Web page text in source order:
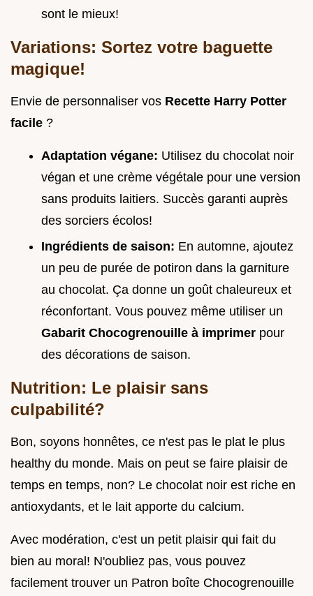
sont le mieux!
Variations: Sortez votre baguette
magique!
Envie de personnaliser vos Recette Harry Potter
facile ?
Adaptation végane: Utilisez du chocolat noir
végan et une crème végétale pour une version
sans produits laitiers. Succès garanti auprès
des sorciers écolos!
Ingrédients de saison: En automne, ajoutez
un peu de purée de potiron dans la garniture
au chocolat. Ça donne un goût chaleureux et
réconfortant. Vous pouvez même utiliser un
Gabarit Chocogrenouille à imprimer pour
des décorations de saison.
Nutrition: Le plaisir sans
culpabilité?
Bon, soyons honnêtes, ce n'est pas le plat le plus
healthy du monde. Mais on peut se faire plaisir de
temps en temps, non? Le chocolat noir est riche en
antioxydants, et le lait apporte du calcium.
Avec modération, c'est un petit plaisir qui fait du
bien au moral! N'oubliez pas, vous pouvez
facilement trouver un Patron boîte Chocogrenouille